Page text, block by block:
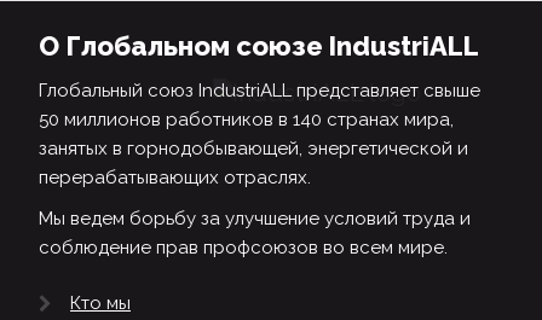
О Глобальном союзе IndustriALL
Глобальный союз IndustriALL представляет свыше
50 миллионов работников в 140 странах мира,
занятых в горнодобывающей, энергетической и
перерабатывающих отраслях.
Мы ведем борьбу за улучшение условий труда и
соблюдение прав профсоюзов во всем мире.
Кто мы